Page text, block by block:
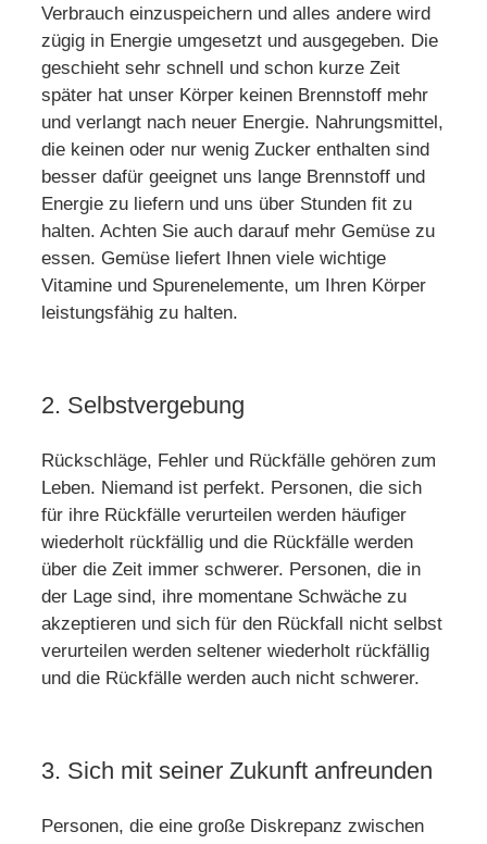
Verbrauch einzuspeichern und alles andere wird
zügig in Energie umgesetzt und ausgegeben. Die
geschieht sehr schnell und schon kurze Zeit
später hat unser Körper keinen Brennstoff mehr
und verlangt nach neuer Energie. Nahrungsmittel,
die keinen oder nur wenig Zucker enthalten sind
besser dafür geeignet uns lange Brennstoff und
Energie zu liefern und uns über Stunden fit zu
halten. Achten Sie auch darauf mehr Gemüse zu
essen. Gemüse liefert Ihnen viele wichtige
Vitamine und Spurenelemente, um Ihren Körper
leistungsfähig zu halten.
2. Selbstvergebung
Rückschläge, Fehler und Rückfälle gehören zum
Leben. Niemand ist perfekt. Personen, die sich
für ihre Rückfälle verurteilen werden häufiger
wiederholt rückfällig und die Rückfälle werden
über die Zeit immer schwerer. Personen, die in
der Lage sind, ihre momentane Schwäche zu
akzeptieren und sich für den Rückfall nicht selbst
verurteilen werden seltener wiederholt rückfällig
und die Rückfälle werden auch nicht schwerer.
3. Sich mit seiner Zukunft anfreunden
Personen, die eine große Diskrepanz zwischen